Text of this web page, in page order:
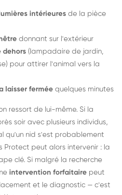
intérieures de la pièce
donnant sur l'extérieur
dehors (lampadaire de jardin,
pour attirer l'animal vers la
laisser fermée quelques minutes
ressort de lui-même. Si la
soir avec plusieurs individus,
qu'un nid s'est probablement
Protect peut alors intervenir : la
clé. Si malgré la recherche
intervention forfaitaire peut
et le diagnostic — c'est